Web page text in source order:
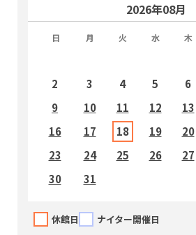
2026年08月
日 月 火 水 木
2
3 4 5 6
9
10 11 12 13
16
17 18 19 20
23
24 25 26 27
30
31
休館日 ナイター開催日